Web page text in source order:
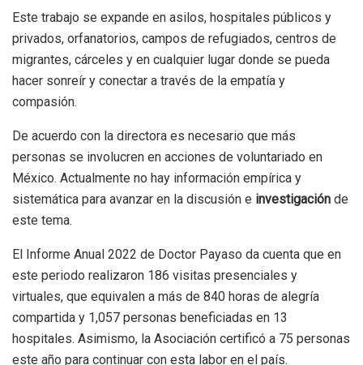
Este trabajo se expande en asilos, hospitales públicos y
privados, orfanatorios, campos de refugiados, centros de
migrantes, cárceles y en cualquier lugar donde se pueda
hacer sonreír y conectar a través de la empatía y
compasión.
De acuerdo con la directora es necesario que más
personas se involucren en acciones de voluntariado en
México. Actualmente no hay información empírica y
sistemática para avanzar en la discusión e investigación de
este tema.
El Informe Anual 2022 de Doctor Payaso da cuenta que en
este periodo realizaron 186 visitas presenciales y
virtuales, que equivalen a más de 840 horas de alegría
compartida y 1,057 personas beneficiadas en 13
hospitales. Asimismo, la Asociación certificó a 75 personas
este año para continuar con esta labor en el país.